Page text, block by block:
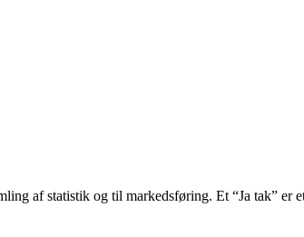
af statistik og til markedsføring. Et “Ja tak”